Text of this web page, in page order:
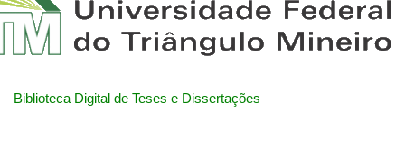
Biblioteca Digital de Teses e Dissertações